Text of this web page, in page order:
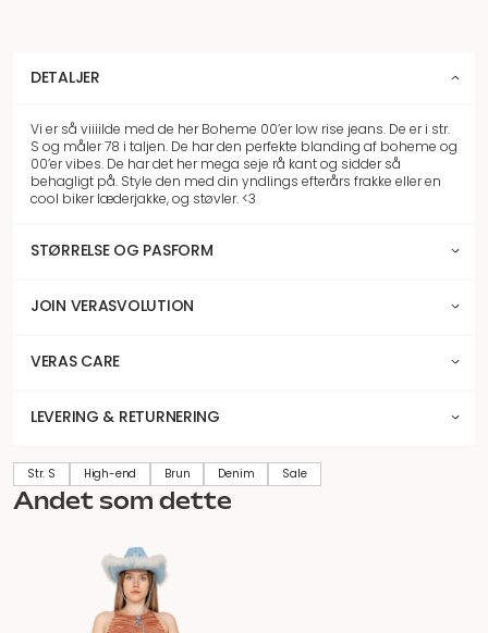
DETALJER
Vi er så viiiilde med de her Boheme 00’er low rise jeans. De er i str.
S og måler 78 i taljen. De har den perfekte blanding af boheme og
00’er vibes. De har det her mega seje rå kant og sidder så
behagligt på. Style den med din yndlings efterårs frakke eller en
cool biker læderjakke, og støvler. <3
STØRRELSE OG PASFORM
JOIN VERASVOLUTION
VERAS CARE
LEVERING & RETURNERING
Str. S High-end Brun Denim Sale
Andet som dette